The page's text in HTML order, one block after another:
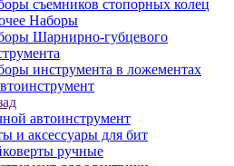
съемников стопорных колец
Наборы
Шарнирно-губцевого
инструмента в ложементах
автоинструмент
и аксессуары для бит
ручные